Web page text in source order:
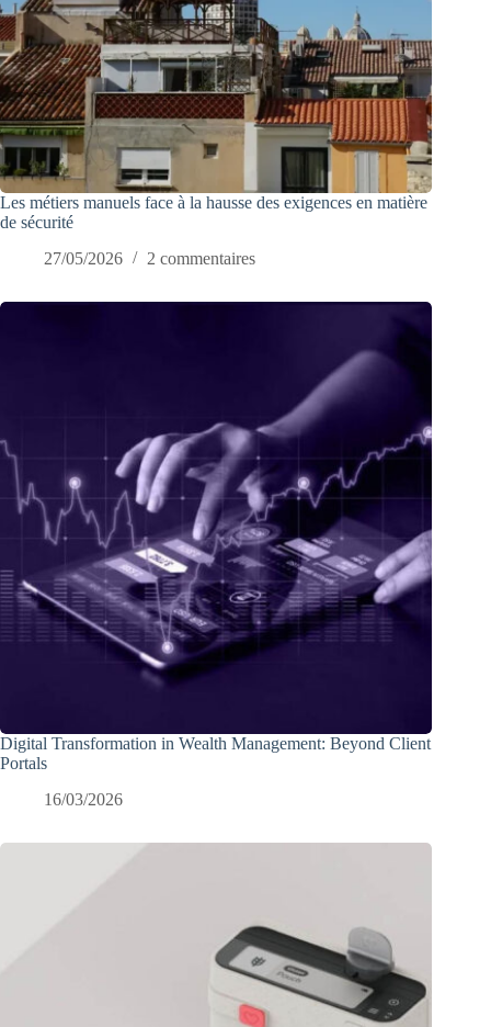
Les métiers manuels face à la hausse des exigences en matière
de sécurité
27/05/2026
2 commentaires
Digital Transformation in Wealth Management: Beyond Client
Portals
16/03/2026